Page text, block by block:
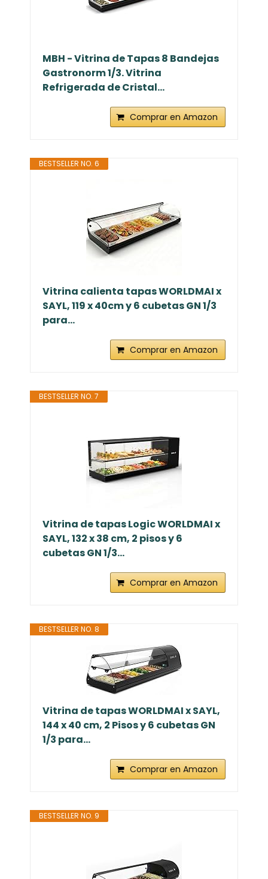
MBH - Vitrina de Tapas 8 Bandejas
Gastronorm 1/3. Vitrina
Refrigerada de Cristal...
Comprar en Amazon
BESTSELLER NO. 6
Vitrina calienta tapas WORLDMAI x
SAYL, 119 x 40cm y 6 cubetas GN 1/3
para...
Comprar en Amazon
BESTSELLER NO. 7
Vitrina de tapas Logic WORLDMAI x
SAYL, 132 x 38 cm, 2 pisos y 6
cubetas GN 1/3...
Comprar en Amazon
BESTSELLER NO. 8
Vitrina de tapas WORLDMAI x SAYL,
144 x 40 cm, 2 Pisos y 6 cubetas GN
1/3 para...
Comprar en Amazon
BESTSELLER NO. 9